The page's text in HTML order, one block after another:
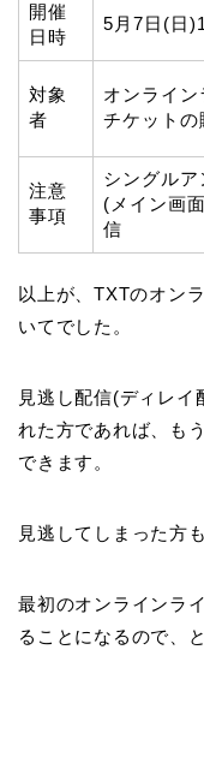
開催
日時
5月7日(日
対象
者
オンライン
チケットの
注意
事項
シングルア
(メイン画
信
以上が、TXTのオン
いてでした。
見逃し配信(ディレイ
れた方であれば、も
できます。
見逃してしまった方
最初のオンラインラ
ることになるので、